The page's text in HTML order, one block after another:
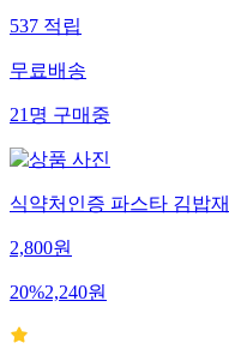
537적립
무료배송
21명구매중
식약처인증 파스타 김밥
2,800원
20%2,240원